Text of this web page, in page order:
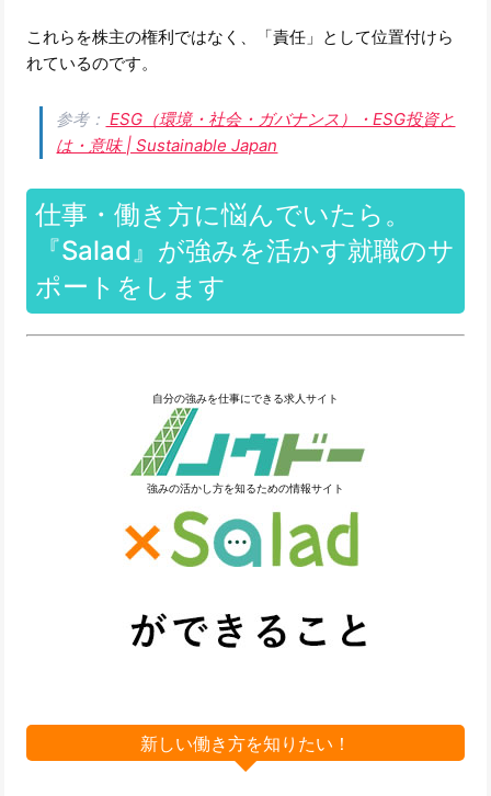
これらを株主の権利ではなく、「責任」として位置付けら
れているのです。
参考： ESG（環境・社会・ガバナンス）・ESG投資と
は・意味 | Sustainable Japan
仕事・働き方に悩んでいたら。
『Salad』が強みを活かす就職のサ
ポートをします
自分の強みを仕事にできる求人サイト
強みの活かし方を知るための情報サイト
新しい働き方を知りたい！